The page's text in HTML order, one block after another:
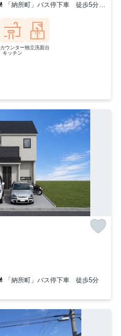
「納所町」バス停下車 徒歩5分
カウンター
キッチン
独立洗面台
「納所町」バス停下車 徒歩5分